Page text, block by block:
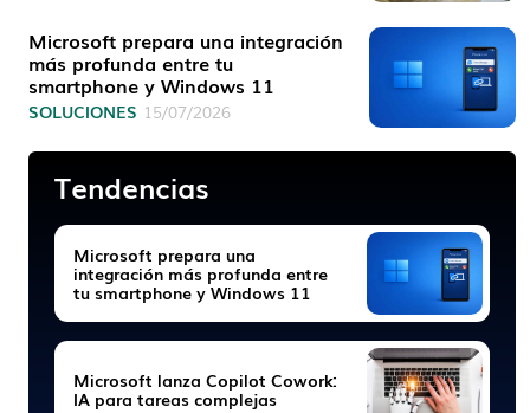
Microsoft prepara una integración
más profunda entre tu
smartphone y Windows 11
SOLUCIONES 15/07/2026
Tendencias
Microsoft prepara una
integración más profunda entre
tu smartphone y Windows 11
Microsoft lanza Copilot Cowork:
IA para tareas complejas